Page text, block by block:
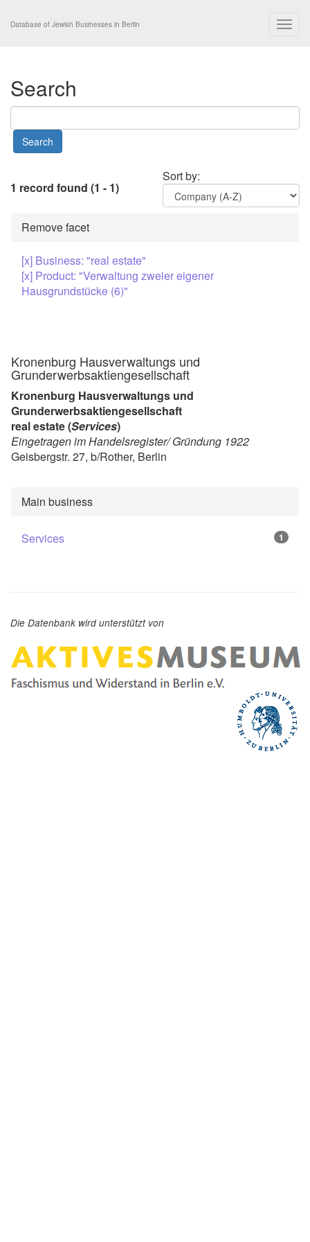
Database of Jewish Businesses in Berlin
Search
Sort by:
1 record found (1 - 1)
Remove facet
[x] Business: "real estate"
[x] Product: "Verwaltung zweier eigener
Hausgrundstücke (6)"
Kronenburg Hausverwaltungs und
Grunderwerbsaktiengesellschaft
Kronenburg Hausverwaltungs und
Grunderwerbsaktiengesellschaft
real estate (Services)
Eingetragen im Handelsregister/ Gründung 1922
Geisbergstr. 27, b/Rother, Berlin
Main business
Services 1
Die Datenbank wird unterstützt von